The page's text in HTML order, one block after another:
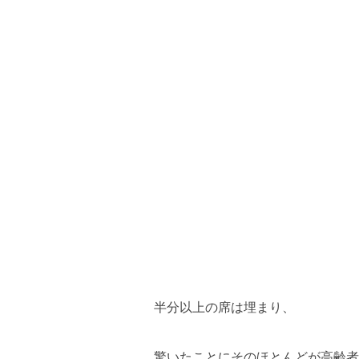
半分以上の席は埋まり、